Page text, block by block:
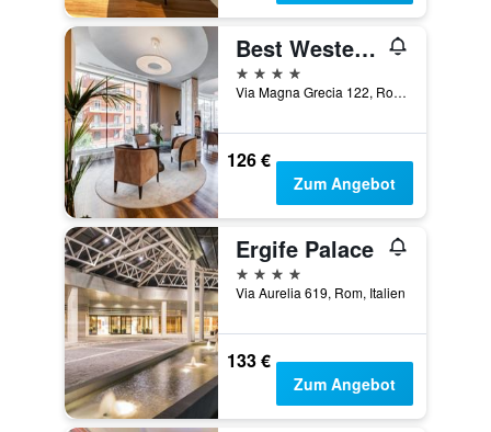
Best Western Hotel Piccadilly
4 Sterne
Via Magna Grecia 122, Rom, Italien
126 €
Zum Angebot
Ergife Palace
4 Sterne
Via Aurelia 619, Rom, Italien
133 €
Zum Angebot